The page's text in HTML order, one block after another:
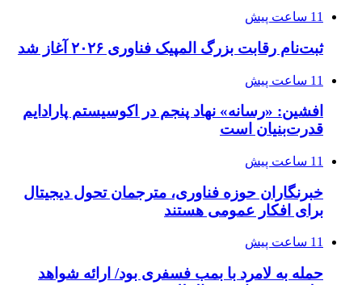
11 ساعت پیش
ثبت‌نام رقابت بزرگ المپیک فناوری ۲۰۲۶ آغاز شد
11 ساعت پیش
افشین: «رسانه» نهاد پنجم در اکوسیستم پارادایم
قدرت‌بنیان است
11 ساعت پیش
خبرنگاران حوزه فناوری، مترجمان تحول دیجیتال
برای افکار عمومی هستند
11 ساعت پیش
حمله به لامرد با بمب فسفری بود/ ارائه شواهد